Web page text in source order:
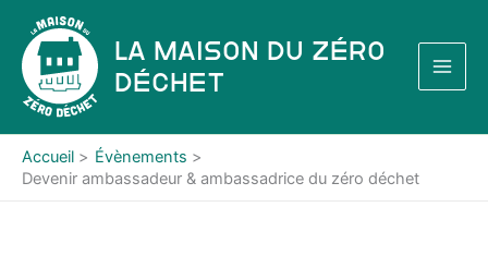
contenu
La Maison du Zéro
Déchet
Accueil
Évènements
Devenir ambassadeur & ambassadrice du zéro déchet